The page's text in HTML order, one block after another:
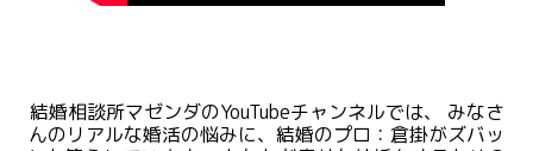
結婚相談所マゼンダのYouTubeチャンネルでは、 みなさ
んのリアルな婚活の悩みに、結婚のプロ：倉掛がズバッ